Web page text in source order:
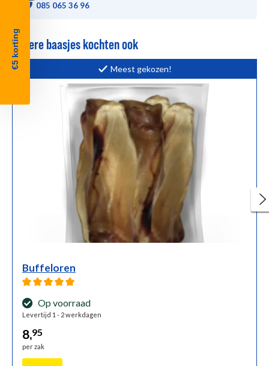
085 065 36 96
Andere baasjes kochten ook
Meest gekozen!
Buffeloren
Op voorraad
Levertijd 1 - 2 werkdagen
8,95
per zak
€5 korting